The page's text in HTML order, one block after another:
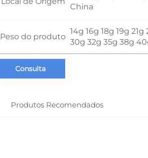
China
Peso do produto
14g 16g 18g 19g
30g 32g 35g 38g
Consulta
Produtos Recomendados